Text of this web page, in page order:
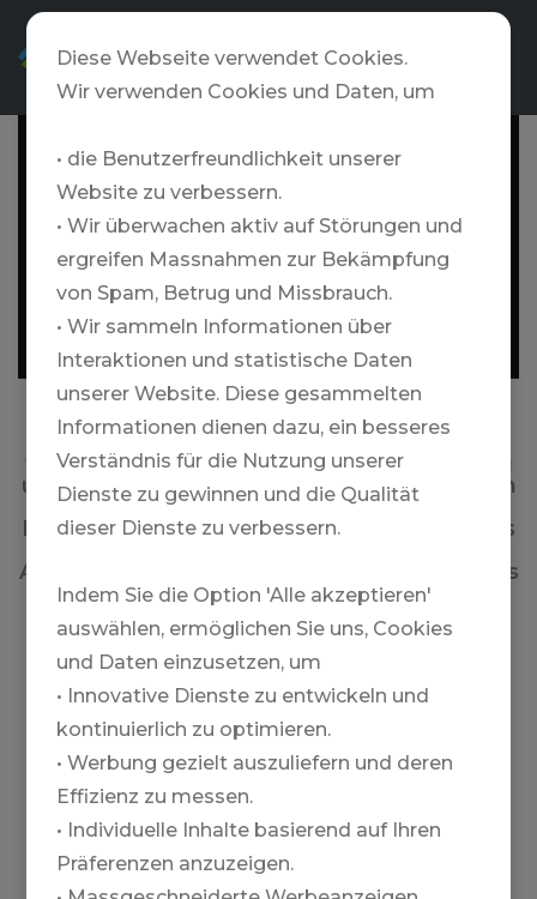
DE
Heliskiing im Land der Feen und Trolle ist
wahrlich märchenhaft. Wo sonst kannst Du
unter der Mitternachtssonne noch bis tief in
die Nacht Skifahren? Die Saison dauert von
März bis Mitte Juni. Unweit des Polarkreises
Abfahrten von bizarren Vulkangipfeln bis ans
Meer. Und das ganz ohne Jetlag! Island ist
nur ein paar Flugstunden entfernt. Wenn
andere Ski und Boards schon einmotten,
legen wir mit unseren Freunden von Viking
Heliskiing in Island erst richtig los!
Diese Webseite verwendet Cookies.
Wir verwenden Cookies und Daten, um
• die Benutzerfreundlichkeit unserer
Website zu verbessern.
• Wir überwachen aktiv auf Störungen und
ergreifen Massnahmen zur Bekämpfung
von Spam, Betrug und Missbrauch.
• Wir sammeln Informationen über
Interaktionen und statistische Daten
unserer Website. Diese gesammelten
Informationen dienen dazu, ein besseres
Verständnis für die Nutzung unserer
Dienste zu gewinnen und die Qualität
dieser Dienste zu verbessern.
Indem Sie die Option 'Alle akzeptieren'
auswählen, ermöglichen Sie uns, Cookies
und Daten einzusetzen, um
• Innovative Dienste zu entwickeln und
kontinuierlich zu optimieren.
• Werbung gezielt auszuliefern und deren
Effizienz zu messen.
• Individuelle Inhalte basierend auf Ihren
Präferenzen anzuzeigen.